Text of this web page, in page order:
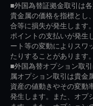
■外国為替証拠金取引は
貴金属の価格を指標とし
合等に損失が発生します
ポイントの支払いが発生
ート等の変動によりスワ
たりすることがあります。
■外国為替オプション取
属オプション取引は貴金
資産の値動きやその変動
発生します。また、オプ